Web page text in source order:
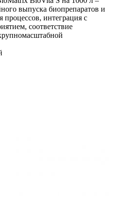
выпуска биопрепаратов и
процессов, интеграция с
соответствие